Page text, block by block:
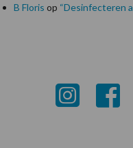
B Floris op “Desinfecteren